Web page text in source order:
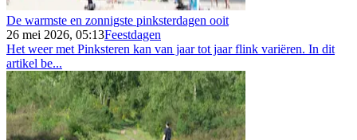
De warmste en zonnigste pinksterdagen ooit
26 mei 2026, 05:13Feestdagen
Het weer met Pinksteren kan van jaar tot jaar flink variëren. In dit
artikel be...